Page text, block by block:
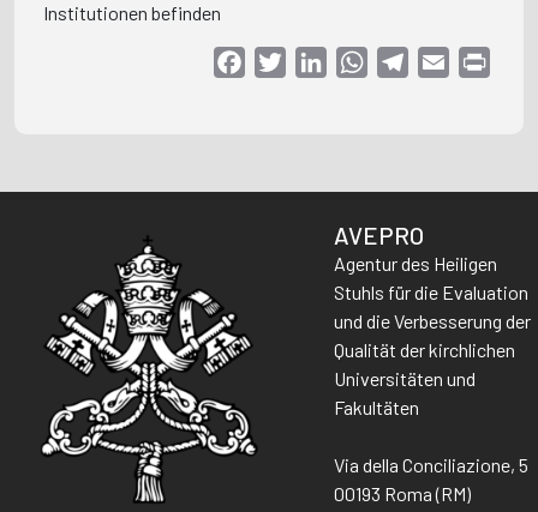
Institutionen befinden
FacebookTwitterLinkedInWhatsAppTelegram
Email
AVEPRO
Agentur des Heiligen
Stuhls für die Evaluation
und die Verbesserung der
Qualität der kirchlichen
Universitäten und
Fakultäten
Via della Conciliazione, 5
00193 Roma (RM)